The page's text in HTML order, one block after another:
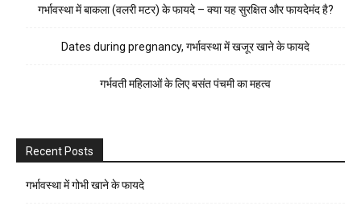
गर्भावस्था में बाकला (वलरी मटर) के फायदे – क्या यह सुरक्षित और फायदेमंद है?
Dates during pregnancy, गर्भावस्था में खजूर खाने के फायदे
गर्भवती महिलाओं के लिए बसंत पंचमी का महत्व
Recent Posts
गर्भावस्था में गोभी खाने के फायदे